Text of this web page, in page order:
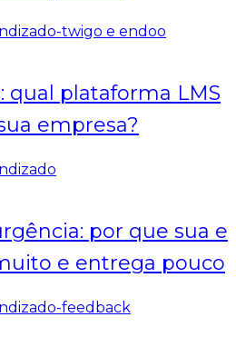
qual plataforma LMS
empresa?
por que sua e
e entrega pouco